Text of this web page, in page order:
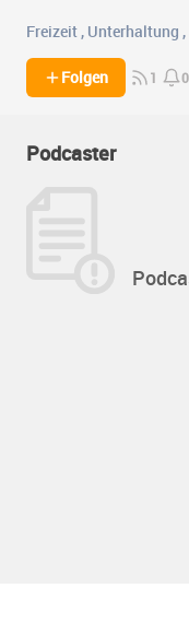
Freizeit , Unterhaltung ,
Folgen 1 0
Podcaster